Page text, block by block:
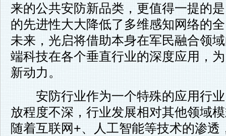
来的公共安防新品类，更值得一提的
的先进性大大降低了多维感知网络的
未来，光启将借助本身在军民融合领
端科技在各个垂直行业的深度应用，
新动力。
安防行业作为一个特殊的应用行业
放程度不深，行业发展相对其他领域
随着互联网+、人工智能等技术的渗透